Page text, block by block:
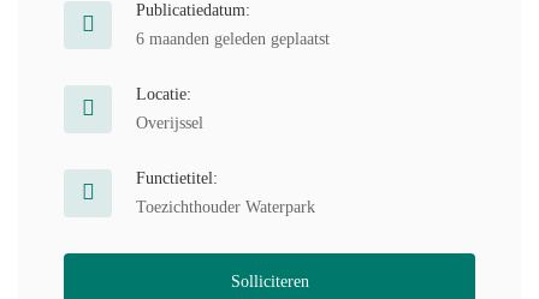
Publicatiedatum:
6 maanden geleden geplaatst
Locatie:
Overijssel
Functietitel:
Toezichthouder Waterpark
Solliciteren